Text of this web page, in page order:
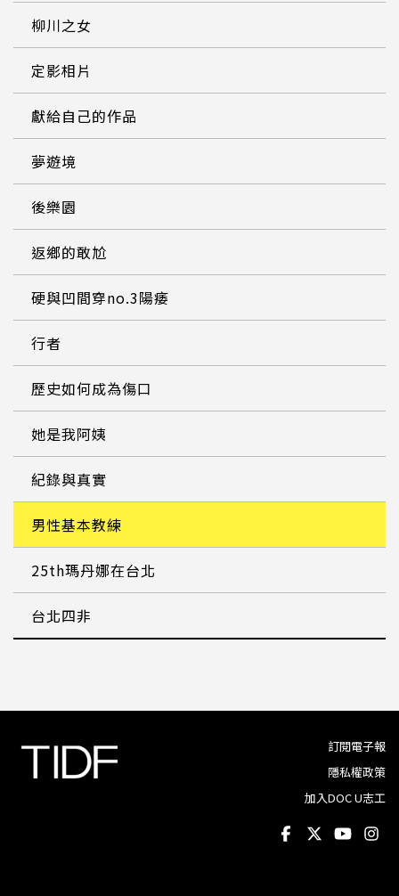
柳川之女
定影相片
獻給自己的作品
夢遊境
後樂園
返鄉的敢尬
硬與凹間穿no.3陽痿
行者
歷史如何成為傷口
她是我阿姨
紀錄與真實
男性基本教練
25th瑪丹娜在台北
台北四非
訂閱電子報
隱私權政策
加入DOC U志工